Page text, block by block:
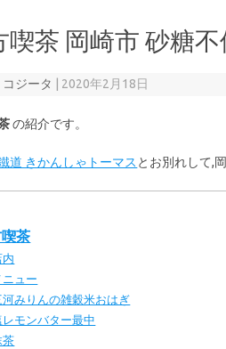
喫茶 岡崎市 砂糖
コジータ 2020年2月18日
の紹介です。
道 きかんしゃトーマス とお別れして,
茶
内
ニュー
河みりんの雑穀米おはぎ
レモンバター最中
茶